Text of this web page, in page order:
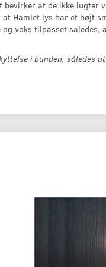
bevirker at de ikke lugter
Hamlet lys har et højt
voks tilpasset således,
i bunden, således